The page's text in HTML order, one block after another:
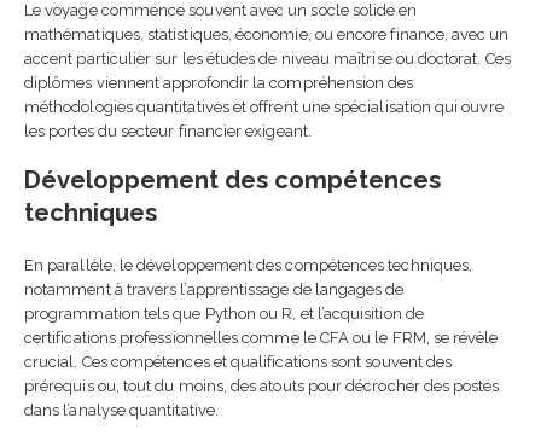
Le voyage commence souvent avec un socle solide en
mathématiques, statistiques, économie, ou encore finance, avec un
accent particulier sur les études de niveau maîtrise ou doctorat. Ces
diplômes viennent approfondir la compréhension des
méthodologies quantitatives et offrent une spécialisation qui ouvre
les portes du secteur financier exigeant.
Développement des compétences
techniques
En parallèle, le développement des compétences techniques,
notamment à travers l’apprentissage de langages de
programmation tels que Python ou R, et l’acquisition de
certifications professionnelles comme le CFA ou le FRM, se révèle
crucial. Ces compétences et qualifications sont souvent des
prérequis ou, tout du moins, des atouts pour décrocher des postes
dans l’analyse quantitative.